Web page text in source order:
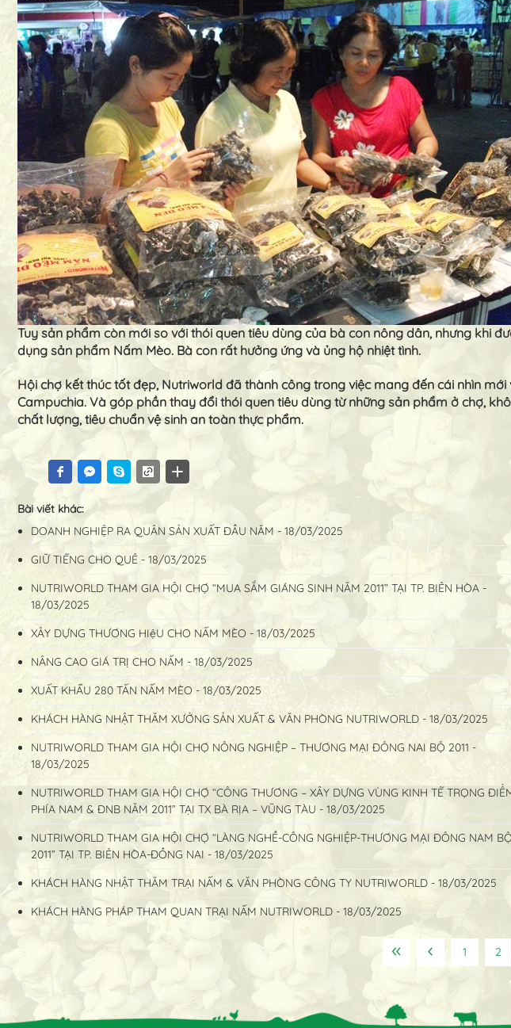
Tuy sản phẩm còn mới so với thói quen tiêu dùng của bà con nông dân, nhưng khi
dụng sản phẩm Nấm Mèo. Bà con rất hưởng ứng và ủng hộ nhiệt tình.
Hội chợ kết thúc tốt đẹp, Nutriworld đã thành công trong việc mang đến cái nhìn
Campuchia. Và góp phần thay đổi thói quen tiêu dùng từ những sản phẩm ở chợ,
chất lượng, tiêu chuẩn vệ sinh an toàn thực phẩm.
Bài viết khác:
DOANH NGHIỆP RA QUÂN SẢN XUẤT ĐẦU NĂM - 18/03/2025
GIỮ TIẾNG CHO QUÊ - 18/03/2025
NUTRIWORLD THAM GIA HỘI CHỢ “MUA SẮM GIÁNG SINH NĂM 2011” TẠI TP. BIÊN HÒA -
18/03/2025
XÂY DỰNG THƯƠNG HIệU CHO NẤM MÈO - 18/03/2025
NÂNG CAO GIÁ TRỊ CHO NẤM - 18/03/2025
XUẤT KHẨU 280 TẤN NẤM MÈO - 18/03/2025
KHÁCH HÀNG NHẬT THĂM XƯỞNG SẢN XUẤT & VĂN PHÒNG NUTRIWORLD - 18/03/2025
NUTRIWORLD THAM GIA HỘI CHỢ NÔNG NGHIỆP – THƯƠNG MẠI ĐÔNG NAI BỘ 2011 -
18/03/2025
NUTRIWORLD THAM GIA HỘI CHỢ “CÔNG THƯƠNG – XÂY DỰNG VÙNG KINH TẾ TRỌNG
PHÍA NAM & ĐNB NĂM 2011” TẠI TX BÀ RỊA – VŨNG TÀU - 18/03/2025
NUTRIWORLD THAM GIA HỘI CHỢ “LÀNG NGHỀ-CÔNG NGHIỆP-THƯƠNG MẠI ĐÔNG NAM BỘ
2011” TẠI TP. BIÊN HÒA-ĐỒNG NAI - 18/03/2025
KHÁCH HÀNG NHẬT THĂM TRẠI NẤM & VĂN PHÒNG CÔNG TY NUTRIWORLD - 18/03/2025
KHÁCH HÀNG PHÁP THAM QUAN TRẠI NẤM NUTRIWORLD - 18/03/2025
1 2